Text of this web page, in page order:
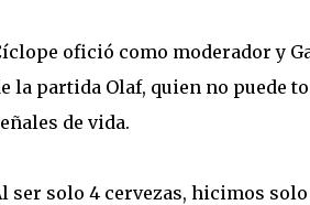
ofició como moderador y
la partida Olaf, quien no puede
de vida.
ser solo 4 cervezas, hicimos